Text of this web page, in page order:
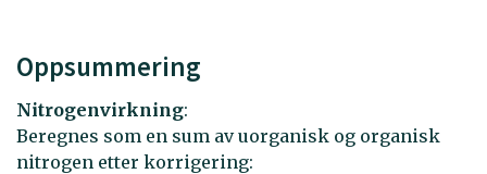
Oppsummering
Nitrogenvirkning:
Beregnes som en sum av uorganisk og organisk
nitrogen etter korrigering: